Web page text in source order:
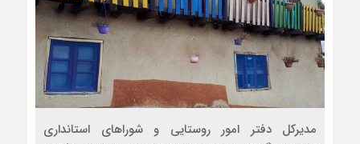
مدیرکل دفتر امور روستایی و شوراهای استانداری